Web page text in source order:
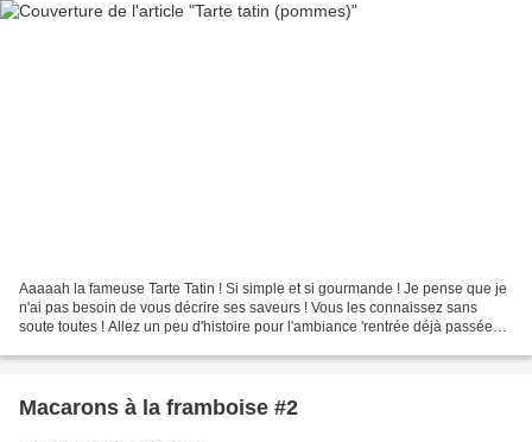
Aaaaah la fameuse Tarte Tatin ! Si simple et si gourmande ! Je pense que je
n'ai pas besoin de vous décrire ses saveurs ! Vous les connaissez sans
soute toutes ! Allez un peu d'histoire pour l'ambiance 'rentrée déjà passée
Macarons à la framboise #2